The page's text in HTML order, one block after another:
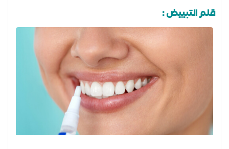
قلم التبييض :